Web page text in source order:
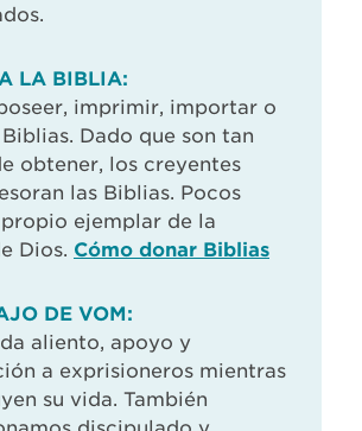
LA BIBLIA:
imprimir, importar o
Dado que son tan
obtener, los creyentes
las Biblias. Pocos
ejemplar de la
Dios. Cómo donar Biblias
DE VOM:
aliento, apoyo y
a exprisioneros mientras
su vida. También